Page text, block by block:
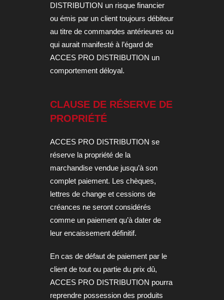
DISTRIBUTION un risque financier
ou émis par un client toujours débiteur
au titre de commandes antérieures ou
qui aurait manifesté à l’égard de
ACCES PRO DISTRIBUTION un
comportement déloyal.
CLAUSE DE RÉSERVE DE
PROPRIÉTÉ
ACCES PRO DISTRIBUTION se
réserve la propriété de la
marchandise vendue jusqu’à son
complet paiement. Les chèques,
lettres de change et cessions de
créances ne seront considérés
comme un paiement qu’à dater de
leur encaissement définitif.
En cas de défaut de paiement par le
client de tout ou partie du prix dû,
ACCES PRO DISTRIBUTION pourra
reprendre possession des produits